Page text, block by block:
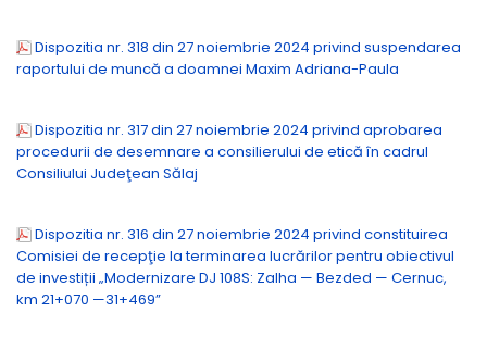
Dispozitia nr. 318 din 27 noiembrie 2024 privind suspendarea
raportului de muncă a doamnei Maxim Adriana-Paula
Dispozitia nr. 317 din 27 noiembrie 2024 privind aprobarea
procedurii de desemnare a consilierului de etică în cadrul
Consiliului Judeţean Sălaj
Dispozitia nr. 316 din 27 noiembrie 2024 privind constituirea
Comisiei de recepţie la terminarea lucrărilor pentru obiectivul
de investiții „Modernizare DJ 108S: Zalha — Bezded — Cernuc,
km 21+070 —31+469”